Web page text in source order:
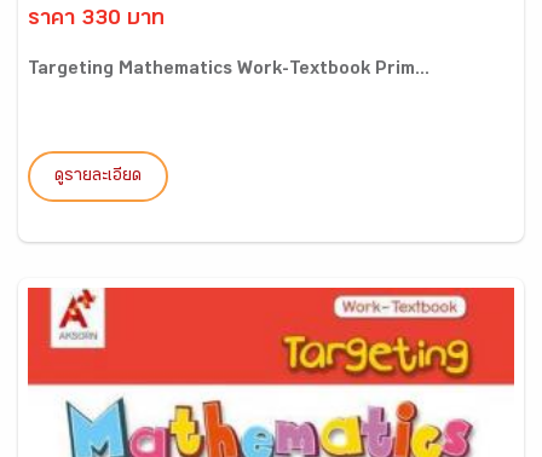
ราคา 330 บาท
Targeting Mathematics Work-Textbook Prim...
ดูรายละเอียด